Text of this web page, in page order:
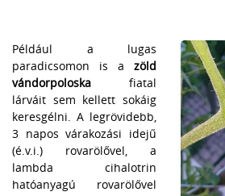
Például a lugas
paradicsomon is a zöld
vándorpoloska fiatal
lárváit sem kellett sokáig
keresgélni. A legrövidebb,
3 napos várakozási idejű
(é.v.i.) rovarölővel, a
lambda cihalotrin
hatóanyagú rovarölővel